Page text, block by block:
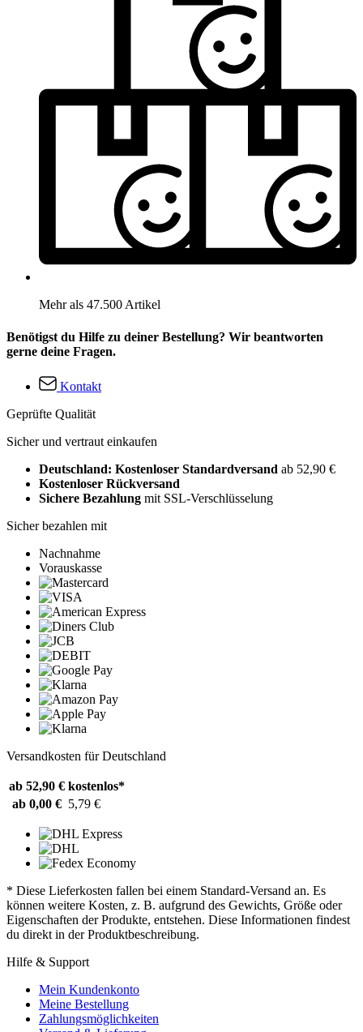
Mehr als 47.500 Artikel
Benötigst du Hilfe zu deiner Bestellung? Wir beantworten
gerne deine Fragen.
Kontakt
Geprüfte Qualität
Sicher und vertraut einkaufen
Deutschland: Kostenloser Standardversand ab 52,90 €
Kostenloser Rückversand
Sichere Bezahlung mit SSL-Verschlüsselung
Sicher bezahlen mit
Nachnahme
Vorauskasse
Versandkosten für Deutschland
ab 52,90 € kostenlos*
ab 0,00 € 5,79 €
* Diese Lieferkosten fallen bei einem Standard-Versand an. Es
können weitere Kosten, z. B. aufgrund des Gewichts, Größe oder
Eigenschaften der Produkte, entstehen. Diese Informationen findest
du direkt in der Produktbeschreibung.
Hilfe & Support
Mein Kundenkonto
Meine Bestellung
Zahlungsmöglichkeiten